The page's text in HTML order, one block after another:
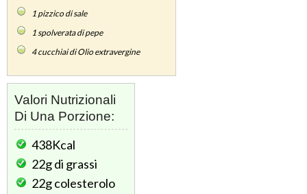
1 pizzico di sale
1spolverata di pepe
4cucchiai di Olio extravergine
Valori Nutrizionali
Di Una Porzione:
438Kcal
22gdi grassi
22gcolesterolo